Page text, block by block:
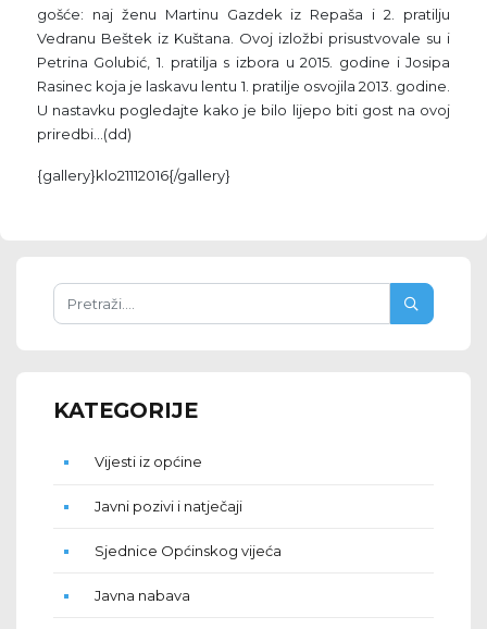
gošće: naj ženu Martinu Gazdek iz Repaša i 2. pratilju
Vedranu Beštek iz Kuštana. Ovoj izložbi prisustvovale su i
Petrina Golubić, 1. pratilja s izbora u 2015. godine i Josipa
Rasinec koja je laskavu lentu 1. pratilje osvojila 2013. godine.
U nastavku pogledajte kako je bilo lijepo biti gost na ovoj
priredbi...(dd)
{gallery}klo21112016{/gallery}
KATEGORIJE
Vijesti iz općine
Javni pozivi i natječaji
Sjednice Općinskog vijeća
Javna nabava